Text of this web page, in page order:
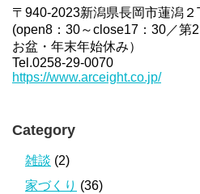
〒940-2023新潟県長岡市蓮潟
(open8：30～close17：30／第
お盆・年末年始休み）
Tel.0258-29-0070
https://www.arceight.co.jp/
Category
雑談 (2)
家づくり (36)